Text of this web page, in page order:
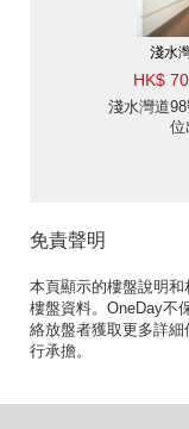
淺水
HK$
淺水灣道
位
免責聲明
本頁顯示的樓盤說明
樓盤資料。OneDay不
絡放盤者獲取更多詳
行承擔。